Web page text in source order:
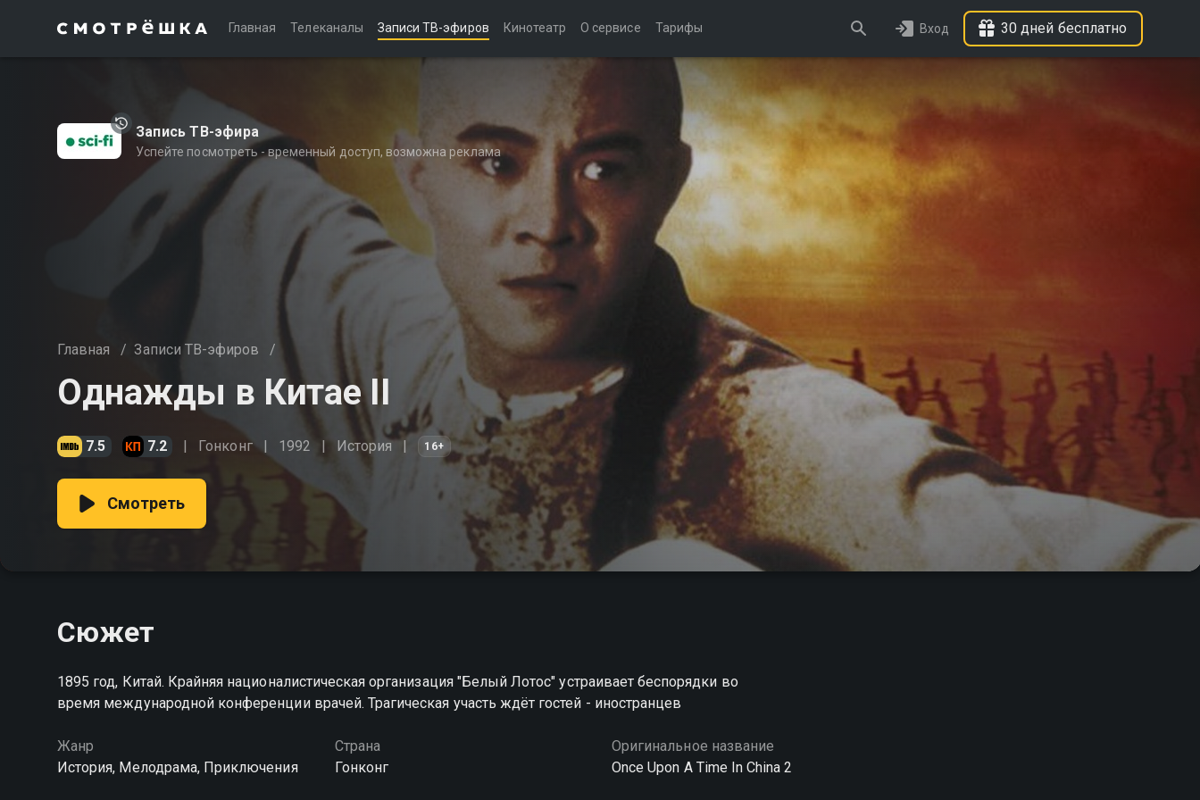
Главная Телеканалы Записи ТВ-эфиров Кинотеатр О сервисе Тарифы Вход 30 дней бесплатно
Запись ТВ-эфира
Успейте посмотреть - временный доступ, возможна реклама
Главная / Записи ТВ-эфиров /
Однажды в Китае II
7.5 7.2 Гонконг 1992 История 16+
Смотреть
Сюжет
1895 год, Китай. Крайняя националистическая организация "Белый Лотос" устраивает беспорядки во
время международной конференции врачей. Трагическая участь ждёт гостей - иностранцев
Жанр
История, Мелодрама, Приключения
Страна
Гонконг
Оригинальное название
Once Upon A Time In China 2